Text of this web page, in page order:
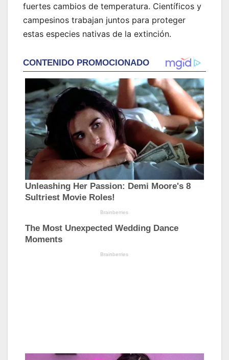
fuertes cambios de temperatura. Científicos y
campesinos trabajan juntos para proteger
estas especies nativas de la extinción.